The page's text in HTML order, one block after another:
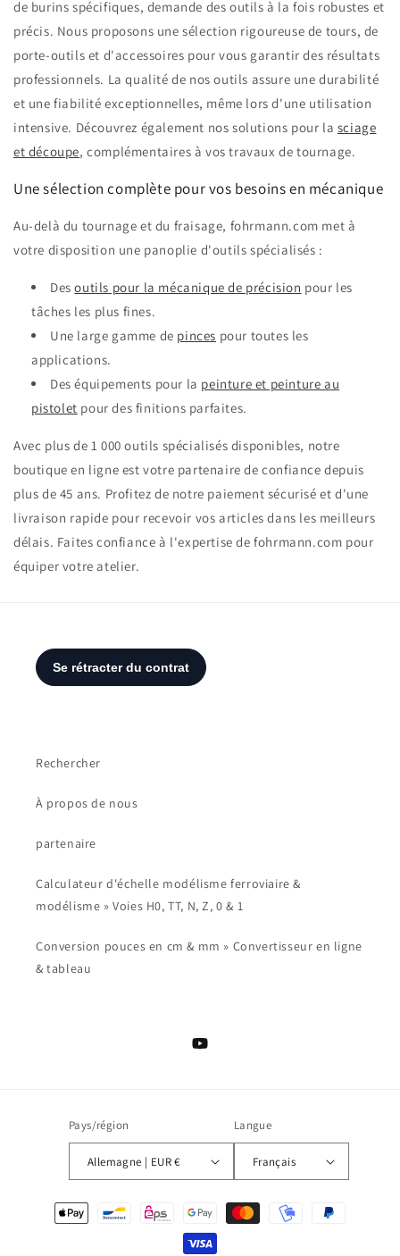
de burins spécifiques, demande des outils à la fois robustes et
précis. Nous proposons une sélection rigoureuse de tours, de
porte-outils et d'accessoires pour vous garantir des résultats
professionnels. La qualité de nos outils assure une durabilité
et une fiabilité exceptionnelles, même lors d'une utilisation
intensive. Découvrez également nos solutions pour la sciage
et découpe, complémentaires à vos travaux de tournage.
Une sélection complète pour vos besoins en mécanique
Au-delà du tournage et du fraisage, fohrmann.com met à
votre disposition une panoplie d'outils spécialisés :
Desoutils pour la mécanique de précision pour les
tâches les plus fines.
Une large gamme de pinces pour toutes les
applications.
Des équipements pour la peinture et peinture au
pistolet pour des finitions parfaites.
Avec plus de 1 000 outils spécialisés disponibles, notre
boutique en ligne est votre partenaire de confiance depuis
plus de 45 ans. Profitez de notre paiement sécurisé et d'une
livraison rapide pour recevoir vos articles dans les meilleurs
délais. Faites confiance à l'expertise de fohrmann.com pour
équiper votre atelier.
Rechercher
À propos de nous
partenaire
Calculateur d'échelle modélisme ferroviaire &
modélisme » Voies H0, TT, N, Z, 0 & 1
Conversion pouces en cm & mm » Convertisseur en ligne
& tableau
YouTube
Pays/région
Allemagne | EUR €
Langue
Français
Moyens